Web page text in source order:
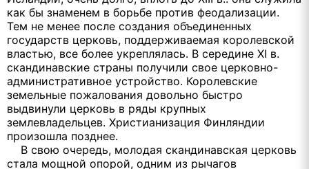
как бы знаменем в борьбе против феодализации.
Тем не менее после создания объединенных
государств церковь, поддерживаемая королевской
властью, все более укреплялась. В середине XI в.
скандинавские страны получили свое церковно-
административное устройство. Королевские
земельные пожалования довольно быстро
выдвинули церковь в ряды крупных
землевладельцев. Христианизация Финляндии
произошла позднее.
В свою очередь, молодая скандинавская церковь
стала мощной опорой, одним из рычагов